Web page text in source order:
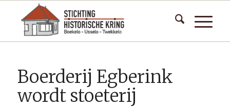
Boerderij Egberink
wordt stoeterij